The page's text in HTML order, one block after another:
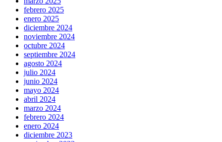
febrero 2025
enero 2025
diciembre 2024
noviembre 2024
octubre 2024
septiembre 2024
agosto 2024
julio 2024
junio 2024
mayo 2024
abril 2024
marzo 2024
febrero 2024
enero 2024
diciembre 2023